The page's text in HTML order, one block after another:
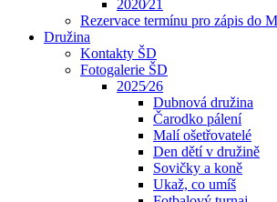
2020⁄21
Rezervace termínu pro zápis do
Družina
Kontakty ŠD
Fotogalerie ŠD
2025⁄26
Dubnová družina
Čarodko pálení
Malí ošetřovatelé
Den dětí v družině
Sovičky a koně
Ukaž, co umíš